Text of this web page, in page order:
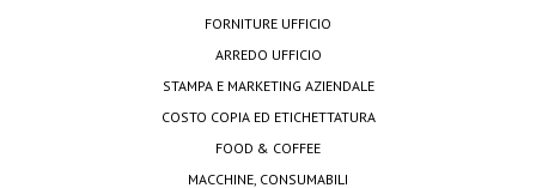
FORNITURE UFFICIO
ARREDO UFFICIO
STAMPA E MARKETING AZIENDALE
COSTO COPIA ED ETICHETTATURA
FOOD & COFFEE
MACCHINE, CONSUMABILI